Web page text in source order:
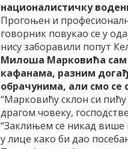
националистичку
Прогоњен и
говорник повукао се у
нису заборавили попут
Милоша Марковића сам
кафанама, разним
обрачунима, али смо се
“Марковићу склон си
драгом човеку,
“Заклињем се никад више
у лице како би дао